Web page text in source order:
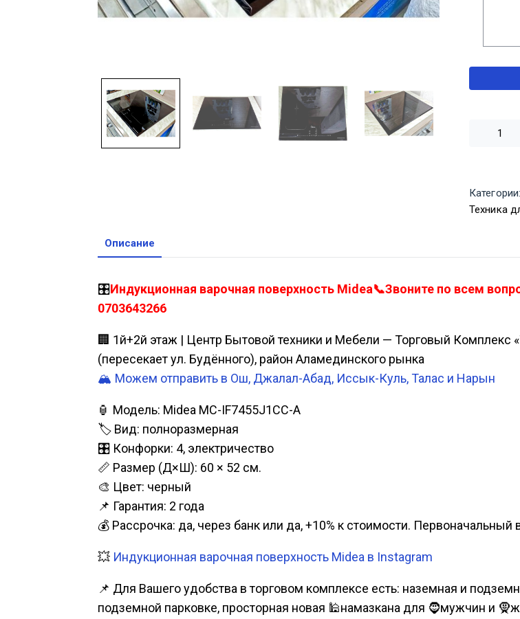
Категории:
Техника
Описание
🎛️Индукционная варочная поверхность Midea📞Звоните по всем
0703643266
🏢 1й+2й этаж | Центр Бытовой техники и Мебели — Торговый Комплекс
(пересекает ул. Будённого), район Аламединского рынка
🏔️ Можем отправить в Ош, Джалал-Абад, Иссык-Куль, Талас и Нарын
🏮 Модель: Midea MC-IF7455J1CC-A
🏷️ Вид: полноразмерная
🎛️ Конфорки: 4, электричество
📏 Размер (Д×Ш): 60 × 52 см.
🎨 Цвет: черный
📌 Гарантия: 2 года
💰 Рассрочка: да, через банк или да, +10% к стоимости. Первоначальный
💥 Индукционная варочная поверхность Midea в Instagram
📌 Для Вашего удобства в торговом комплексе есть: наземная и
подземной парковке, просторная новая 🕌намазкана для 🧔мужчин и